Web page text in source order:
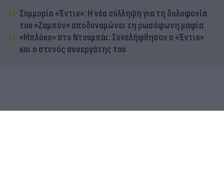
Συμμορία «Έντικ»: Η νέα σύλληψη για τη δολοφονία
του «Ζαμπόν» αποδυναμώνει τη ρωσόφωνη μαφία
«Μπλόκο» στο Ντουμπάι: Συνελήφθησαν ο «Έντικ»
και ο στενός συνεργάτης του